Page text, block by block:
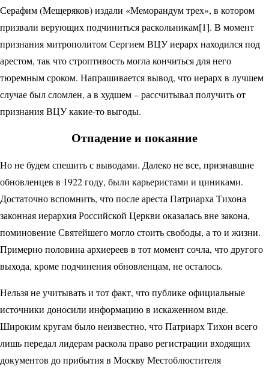
Серафим (Мещеряков) издали «Меморандум трех», в котором
призвали верующих подчиниться раскольникам[1]. В момент
признания мит­рополитом Сергием ВЦУ иерарх находился под
арестом, так что строптивость могла кончиться для него
тюремным сроком. Напрашивается вывод, что иерарх в лучшем
случае был сломлен, а в худшем – рассчитывал получить от
признания ВЦУ какие-то выгоды.
Отпадение и покаяние
Но не будем спешить с выводами. Далеко не все, признавшие
обновленцев в 1922 году, были карьеристами и циниками.
Достаточно вспомнить, что после ареста Патриарха Тихона
законная иерархия Российской Церкви оказалась вне закона,
поминовение Святейшего могло стоить свободы, а то и жизни.
Примерно половина архиереев в тот момент сочла, что другого
выхода, кроме подчинения обновленцам, не осталось.
Нельзя не учитывать и тот факт, что публике официальные
источники доносили информацию в искаженном виде.
Широким кругам было неизвестно, что Патриарх Тихон всего
лишь передал лидерам раскола право регистрации входящих
документов до прибытия в Москву Место­блюстителя